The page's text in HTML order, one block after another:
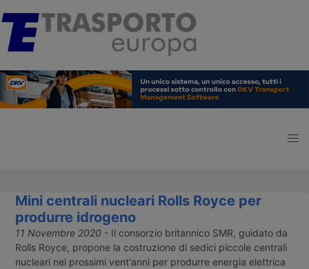
Mini centrali nucleari Rolls Royce per
produrre idrogeno
11 Novembre 2020 - Il consorzio britannico SMR, guidato da
Rolls Royce, propone la costruzione di sedici piccole centrali
nucleari nei prossimi vent'anni per produrre energia elettrica